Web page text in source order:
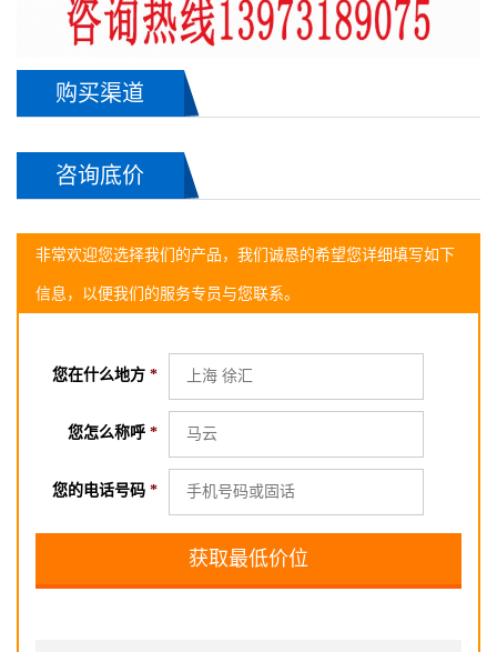
购买渠道
咨询底价
非常欢迎您选择我们的产品，我们诚恳的希望您详细填写如下
信息，以便我们的服务专员与您联系。
您在什么地方 *
您怎么称呼 *
您的电话号码 *